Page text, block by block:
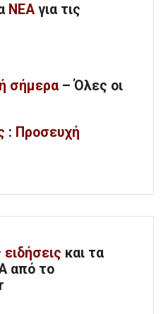
ΝΕΑ για τις
σήμερα – Όλες οι
: Προσευχή
ειδήσεις και τα
από το